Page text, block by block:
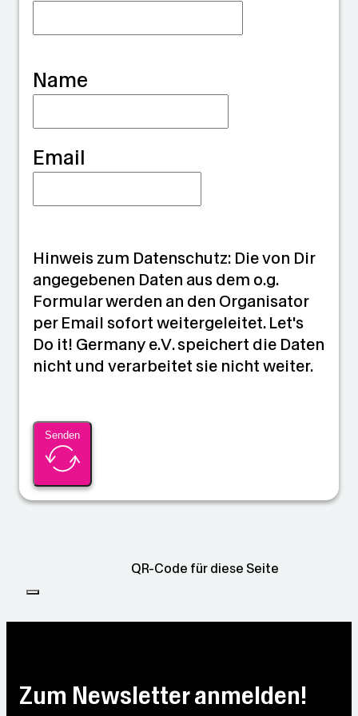
Name
Email
n
Hinweis zum Datenschutz: Die von Dir
angegebenen Daten aus dem o.g.
Formular werden an den Organisator
per Email sofort weitergeleitet. Let's
Do it! Germany e.V. speichert die Daten
nicht und verarbeitet sie nicht weiter.
Senden
QR-Code für diese Seite
Zum Newsletter anmelden!